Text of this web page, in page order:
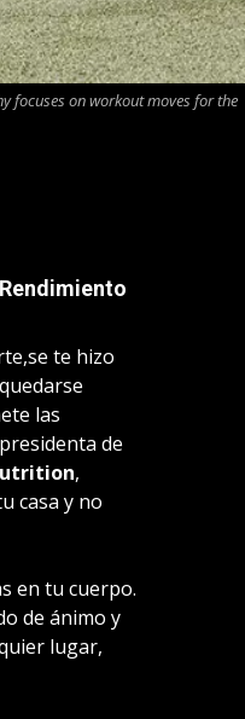
focuses on workout moves for the
te hizo
las
de
,
casa y no
en tu cuerpo.
de ánimo y
lugar,